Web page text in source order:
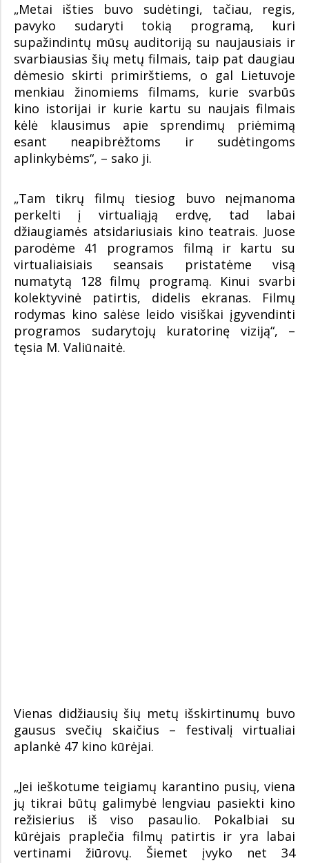
„Metai išties buvo sudėtingi, tačiau, regis,
pavyko sudaryti tokią programą, kuri
supažindintų mūsų auditoriją su naujausiais ir
svarbiausias šių metų filmais, taip pat daugiau
dėmesio skirti primirštiems, o gal Lietuvoje
menkiau žinomiems filmams, kurie svarbūs
kino istorijai ir kurie kartu su naujais filmais
kėlė klausimus apie sprendimų priėmimą
esant neapibrėžtoms ir sudėtingoms
aplinkybėms“, – sako ji.
„Tam tikrų filmų tiesiog buvo neįmanoma
perkelti į virtualiąją erdvę, tad labai
džiaugiamės atsidariusiais kino teatrais. Juose
parodėme 41 programos filmą ir kartu su
virtualiaisiais seansais pristatėme visą
numatytą 128 filmų programą. Kinui svarbi
kolektyvinė patirtis, didelis ekranas. Filmų
rodymas kino salėse leido visiškai įgyvendinti
programos sudarytojų kuratorinę viziją“, –
tęsia M. Valiūnaitė.
Vienas didžiausių šių metų išskirtinumų buvo
gausus svečių skaičius – festivalį virtualiai
aplankė 47 kino kūrėjai.
„Jei ieškotume teigiamų karantino pusių, viena
jų tikrai būtų galimybė lengviau pasiekti kino
režisierius iš viso pasaulio. Pokalbiai su
kūrėjais praplečia filmų patirtis ir yra labai
vertinami žiūrovų. Šiemet įvyko net 34